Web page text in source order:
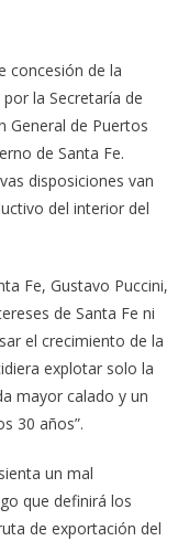
concesión de la
la Secretaría de
General de Puertos
de Santa Fe.
disposiciones van
del interior del
Fe, Gustavo Puccini,
de Santa Fe ni
el crecimiento de la
explotar solo la
mayor calado y un
30 años”.
un mal
que definirá los
de exportación del